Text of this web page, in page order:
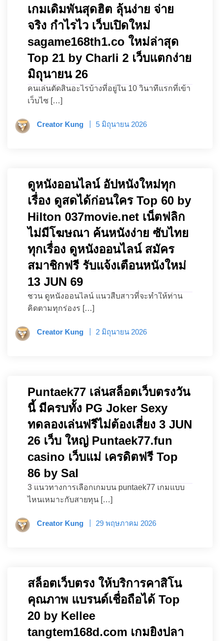
เกมเดิมพันสุดฮิต ลุ้นง่าย จ่าย
จริง กำไรไว เว็บเปิดใหม่
sagame168th1.co ใหม่ล่าสุด
Top 21 by Charli 2 เว็บแตกง่าย
มิถุนายน 26
คนเล่นตัดสินอะไรบ้างที่อยู่ใน 10 วินาทีแรกที่เข้า
เว็บไซ […]
Creator Kung 5 มิถุนายน 2026
ดูหนังออนไลน์ อัปหนังใหม่ทุก
เรื่อง ดูสดได้ก่อนใคร Top 60 by
Hilton 037movie.net เน็ตฟลิก
ไม่มีโฆษณา ค้นหนังง่าย ซับไทย
ทุกเรื่อง ดูหนังออนไลน์ สมัคร
สมาชิกฟรี รับแจ้งเตือนหนังใหม่
13 JUN 69
ชวน ดูหนังออนไลน์ แนวสืบสาวที่จะทำให้ท่าน
คิดตามทุกร่องร […]
Creator Kung 2 มิถุนายน 2026
Puntaek77 เล่นสล็อตเว็บตรงวัน
นี้ มีครบทั้ง PG Joker Sexy
ทดลองเล่นฟรีไม่ต้องเสี่ยง 3 JUN
26 เว็บ ใหญ่ Puntaek77.fun
casino เว็บแม่ เครดิตฟรี Top
86 by Sal
3 แนวทางการเลือกเกมบน puntaek77 เกมแบบ
ไหนเหมาะกับสายทุน […]
Creator Kung 29 พฤษภาคม 2026
สล็อตเว็บตรง ให้บริการคาสิโน
คุณภาพ แบรนด์เชื่อถือได้ Top
20 by Kellee
tangtem168d.com เกมยิงปลา